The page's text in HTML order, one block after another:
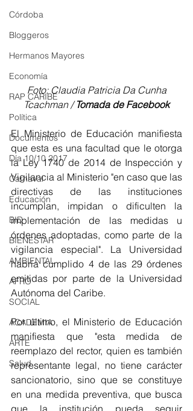
Córdoba
Bloggeros
Hermanos Mayores
Economía
RAP CARIBE
Política
Documentos
Día 10/10 2017
Carnaval
Educación
BID
BIENESTAR
AMBIENTAL
AFRO
SOCIAL
ACADEMIA
ARTE
Salud
Tcachman / Tomada de Facebook
El Ministerio de Educación manifiesta
que esta es una facultad que le otorga
la Ley 1740 de 2014 de Inspección y
Vigilancia al Ministerio "en caso que las
directivas de las instituciones
incumplan, impidan o dificulten la
implementación de las medidas u
órdenes adoptadas, como parte de la
vigilancia especial". La Universidad
habría cumplido 4 de las 29 órdenes
emitidas por parte de la Universidad
Autónoma del Caribe.
Por último, el Ministerio de Educación
manifiesta que "esta medida de
reemplazo del rector, quien es también
representante legal, no tiene carácter
sancionatorio, sino que se constituye
en una medida preventiva, que busca
que la institución pueda seguir